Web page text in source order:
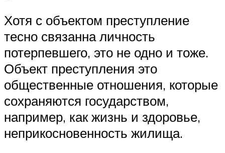
Хотя с объектом преступление
тесно связанна личность
потерпевшего, это не одно и тоже.
Объект преступления это
общественные отношения, которые
сохраняются государством,
например, как жизнь и здоровье,
неприкосновенность жилища.